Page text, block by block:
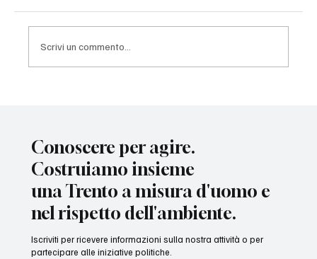
Scrivi un commento...
Conoscere per agire.
Costruiamo insieme
una Trento a misura d'uomo e
nel rispetto dell'ambiente.
Iscriviti per ricevere informazioni sulla nostra attività o per
partecipare alle iniziative politiche.